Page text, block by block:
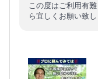
この度はご利用有
ら宜しくお願い致し